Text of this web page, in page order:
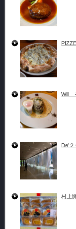
Will
De’
村上